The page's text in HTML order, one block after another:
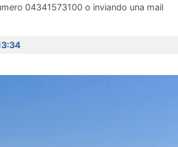
04341573100 o inviando una mail